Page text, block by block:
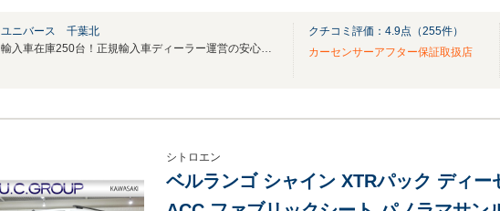
ユニバース 千葉北
輸入車在庫250台！正規輸入車ディーラー運営の安心感を！
クチコミ評価： 4.9点（255件）
カーセンサーアフター保証取扱店
シトロエン
ベルランゴ シャイン XTRパック ディ